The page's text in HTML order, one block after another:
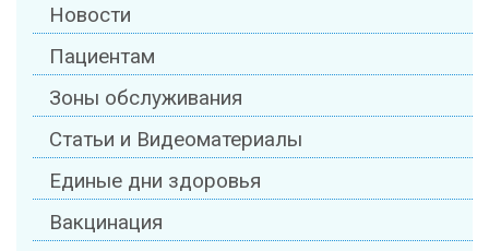
Новости
Пациентам
Зоны обслуживания
Статьи и Видеоматериалы
Единые дни здоровья
Вакцинация